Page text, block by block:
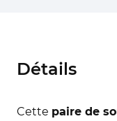
Détails
Cette paire de